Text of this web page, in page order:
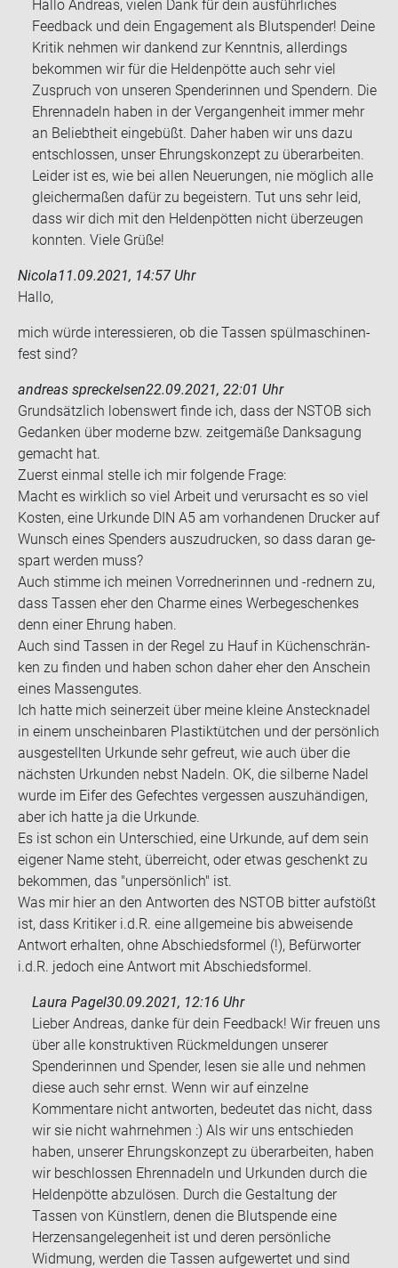
Hallo Andreas, vielen Dank für dein ausführliches
Feedback und dein Engagement als Blutspender! Deine
Kritik nehmen wir dankend zur Kenntnis, allerdings
bekommen wir für die Heldenpötte auch sehr viel
Zuspruch von unseren Spenderinnen und Spendern. Die
Ehrennadeln haben in der Vergangenheit immer mehr
an Beliebtheit eingebüßt. Daher haben wir uns dazu
entschlossen, unser Ehrungskonzept zu überarbeiten.
Leider ist es, wie bei allen Neuerungen, nie möglich alle
gleichermaßen dafür zu begeistern. Tut uns sehr leid,
dass wir dich mit den Heldenpötten nicht überzeugen
konnten. Viele Grüße!
Nicola11.09.2021, 14:57 Uhr
Hallo,
mich würde in­ter­es­sie­ren, ob die Tas­sen spül­ma­schi­nen­
fest sind?
andreas spreckelsen22.09.2021, 22:01 Uhr
Grund­sätz­lich lo­bens­wert finde ich, dass der NSTOB sich
Ge­dan­ken über mo­der­ne bzw. zeit­ge­mä­ße Dank­sa­gung
ge­macht hat.
Zu­erst ein­mal stel­le ich mir fol­gen­de Frage:
Macht es wirk­lich so viel Ar­beit und ver­ur­sacht es so viel
Kos­ten, eine Ur­kun­de DIN A5 am vor­han­de­nen Dru­cker auf
Wunsch eines Spen­ders aus­zu­dru­cken, so dass daran ge­
spart wer­den muss?
Auch stim­me ich mei­nen Vor­red­ne­rin­nen und -​rednern zu,
dass Tas­sen eher den Charme eines Wer­be­ge­schen­kes
denn einer Eh­rung haben.
Auch sind Tas­sen in der Regel zu Hauf in Kü­chen­schrän­
ken zu fin­den und haben schon daher eher den An­schein
eines Mas­sen­gu­tes.
Ich hatte mich sei­ner­zeit über meine klei­ne An­steck­na­del
in einem un­schein­ba­ren Plas­tik­tüt­chen und der per­sön­lich
aus­ge­stell­ten Ur­kun­de sehr ge­freut, wie auch über die
nächs­ten Ur­kun­den nebst Na­deln. OK, die sil­ber­ne Nadel
wurde im Eifer des Ge­fech­tes ver­ges­sen aus­zu­hän­di­gen,
aber ich hatte ja die Ur­kun­de.
Es ist schon ein Un­ter­schied, eine Ur­kun­de, auf dem sein
ei­ge­ner Name steht, über­reicht, oder etwas ge­schenkt zu
be­kom­men, das "un­per­sön­lich" ist.
Was mir hier an den Ant­wor­ten des NSTOB bit­ter auf­stößt
ist, dass Kri­ti­ker i.d.R. eine all­ge­mei­ne bis ab­wei­sen­de
Ant­wort er­hal­ten, ohne Ab­schieds­for­mel (!), Be­für­wor­ter
i.d.R. je­doch eine Ant­wort mit Ab­schieds­for­mel.
Laura Pagel30.09.2021, 12:16 Uhr
Lieber Andreas, danke für dein Feedback! Wir freuen uns
über alle konstruktiven Rückmeldungen unserer
Spenderinnen und Spender, lesen sie alle und nehmen
diese auch sehr ernst. Wenn wir auf einzelne
Kommentare nicht antworten, bedeutet das nicht, dass
wir sie nicht wahrnehmen :) Als wir uns entschieden
haben, unserer Ehrungskonzept zu überarbeiten, haben
wir beschlossen Ehrennadeln und Urkunden durch die
Heldenpötte abzulösen. Durch die Gestaltung der
Tassen von Künstlern, denen die Blutspende eine
Herzensangelegenheit ist und deren persönliche
Widmung, werden die Tassen aufgewertet und sind